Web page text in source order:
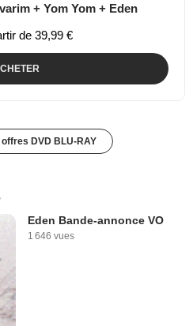
+ Yom Yom + Eden
de 39,99 €
DVD BLU-RAY
Eden Bande-annonce VO
1 646 vues